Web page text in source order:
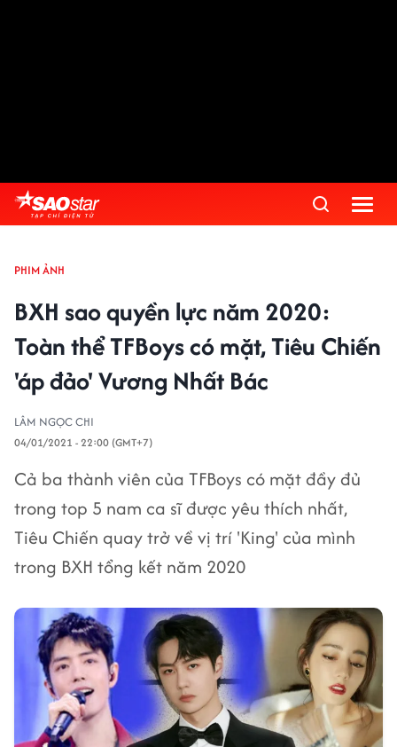
PHIM ẢNH
BXH sao quyền lực năm 2020:
Toàn thể TFBoys có mặt, Tiêu Chiến
'áp đảo' Vương Nhất Bác
LÂM NGỌC CHI
04/01/2021 - 22:00 (GMT+7)
Cả ba thành viên của TFBoys có mặt đầy đủ
trong top 5 nam ca sĩ được yêu thích nhất,
Tiêu Chiến quay trở về vị trí 'King' của mình
trong BXH tổng kết năm 2020